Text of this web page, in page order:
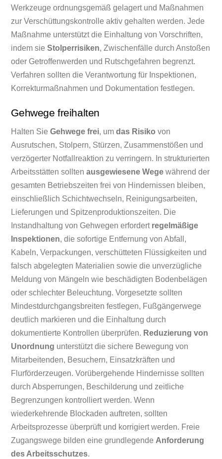
Werkzeuge ordnungsgemäß gelagert und Maßnahmen
zur Verschüttungskontrolle aktiv gehalten werden. Jede
Maßnahme unterstützt die Einhaltung von Vorschriften,
indem sieStolperrisiken, Zwischenfälle durch Anstoßen
oder Getroffenwerden und Rutschgefahren begrenzt.
Verfahren sollten die Verantwortung für Inspektionen,
Korrekturmaßnahmen und Dokumentation festlegen.
Gehwege freihalten
Halten SieGehwege frei, umdas Risiko von
Ausrutschen, Stolpern, Stürzen, Zusammenstößen und
verzögerter Notfallreaktion zu verringern. In strukturierten
Arbeitsstätten solltenausgewiesene Wege während der
gesamten Betriebszeiten frei von Hindernissen bleiben,
einschließlich Schichtwechseln, Reinigungsarbeiten,
Lieferungen und Spitzenproduktionszeiten. Die
Instandhaltung von Gehwegen erfordert regelmäßige
Inspektionen, die sofortige Entfernung von Abfall,
Kabeln, Verpackungen, verschütteten Flüssigkeiten und
falsch abgelegten Materialien sowie die unverzügliche
Meldung von Mängeln wie beschädigten Bodenbelägen
oder schlechter Beleuchtung. Vorgesetzte sollten
Mindestdurchgangsbreiten festlegen, Fußgängerwege
deutlich markieren und die Einhaltung durch
dokumentierte Kontrollen überprüfen. Reduzierung von
Unordnung unterstützt die sichere Bewegung von
Mitarbeitenden, Besuchern, Einsatzkräften und
Flurförderzeugen. Vorübergehende Hindernisse sollten
durch Absperrungen, Beschilderung und zeitliche
Begrenzungen kontrolliert werden. Wenn
wiederkehrende Blockaden auftreten, sollten
Arbeitsprozesse überprüft und korrigiert werden. Freie
Zugangswege bilden eine grundlegende Anforderung
des Arbeitsschutzes.